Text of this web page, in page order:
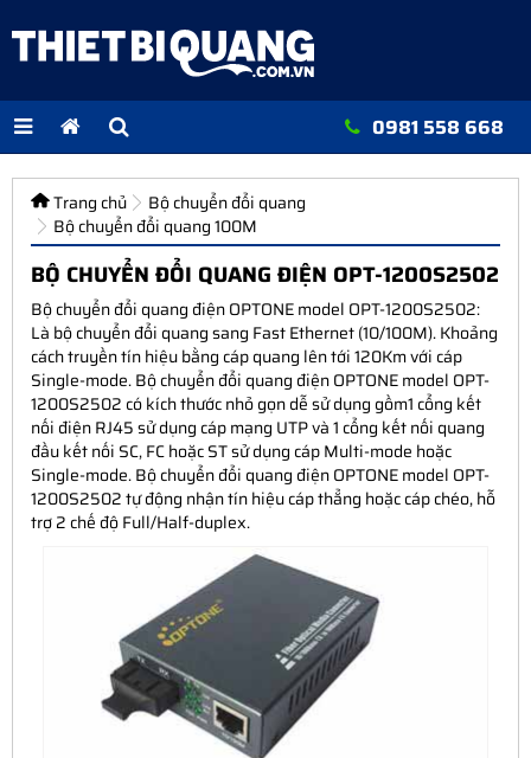
0981 558 668
Trang chủ
Bộ chuyển đổi quang
Bộ chuyển đổi quang 100M
BỘ CHUYỂN ĐỔI QUANG ĐIỆN OPT-1200S2502
Bộ chuyển đổi quang điện OPTONE model OPT-1200S2502:
Là bộ chuyển đổi quang sang Fast Ethernet (10/100M). Khoảng
cách truyền tín hiệu bằng cáp quang lên tới 120Km với cáp
Single-mode. Bộ chuyển đổi quang điện OPTONE model OPT-
1200S2502 có kích thước nhỏ gọn dễ sử dụng gồm1 cổng kết
nối điện RJ45 sử dụng cáp mạng UTP và 1 cổng kết nối quang
đầu kết nối SC, FC hoặc ST sử dụng cáp Multi-mode hoặc
Single-mode. Bộ chuyển đổi quang điện OPTONE model OPT-
1200S2502 tự động nhận tín hiệu cáp thẳng hoặc cáp chéo, hỗ
trợ 2 chế độ Full/Half-duplex.